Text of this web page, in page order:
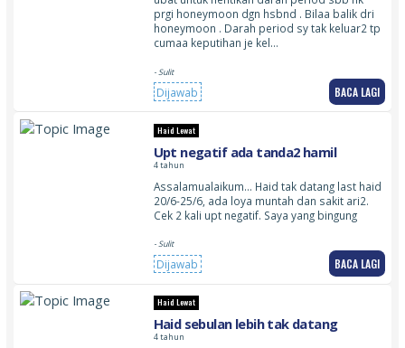
prgi honeymoon dgn hsbnd . Bilaa balik dri
honeymoon . Darah period sy tak keluar2 tp
cumaa keputihan je kel…
- Sulit
Dijawab BACA LAGI
Haid Lewat
Upt negatif ada tanda2 hamil
4 tahun
Assalamualaikum… Haid tak datang last haid
20/6-25/6, ada loya muntah dan sakit ari2.
Cek 2 kali upt negatif. Saya yang bingung
- Sulit
Dijawab BACA LAGI
Haid Lewat
Haid sebulan lebih tak datang
4 tahun